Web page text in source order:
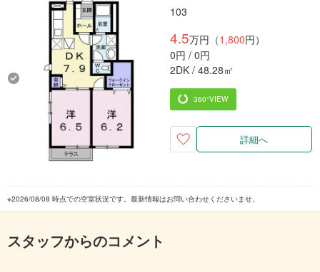
103
4.5万円（1,800円）
0円 / 0円
2DK / 48.28㎡
360°VIEW
詳細へ
※2026/08/08 時点での空室状況です。最新情報はお問い合わせくださいませ。
スタッフからのコメント